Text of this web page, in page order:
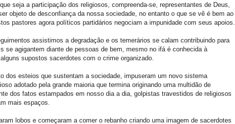
seja a participação dos religiosos, compreenda-se, representantes de Deus,
objeto de desconfiança da nossa sociedade, no entanto o que se vê é bem ao
pastores agora políticos partidários negociam a impunidade com seus apoios.
assistimos a degradação e os temerários se calam contribuindo para
se agigantem diante de pessoas de bem, mesmo no ifá é conhecida à
supostos sacerdotes com o crime organizado.
dos esteios que sustentam a sociedade, impuseram um novo sistema
adotado pela grande maioria que termina originando uma multidão de
dos fatos estampados em nosso dia a dia, golpistas travestidos de religiosos
mais espaços.
lobos e começaram a comer o rebanho criando uma imagem de sacerdotes